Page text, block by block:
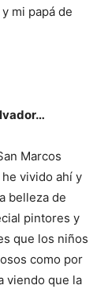
mi papá de
Marcos
vivido ahí y
belleza de
pintores y
que los niños
como por
viendo que la